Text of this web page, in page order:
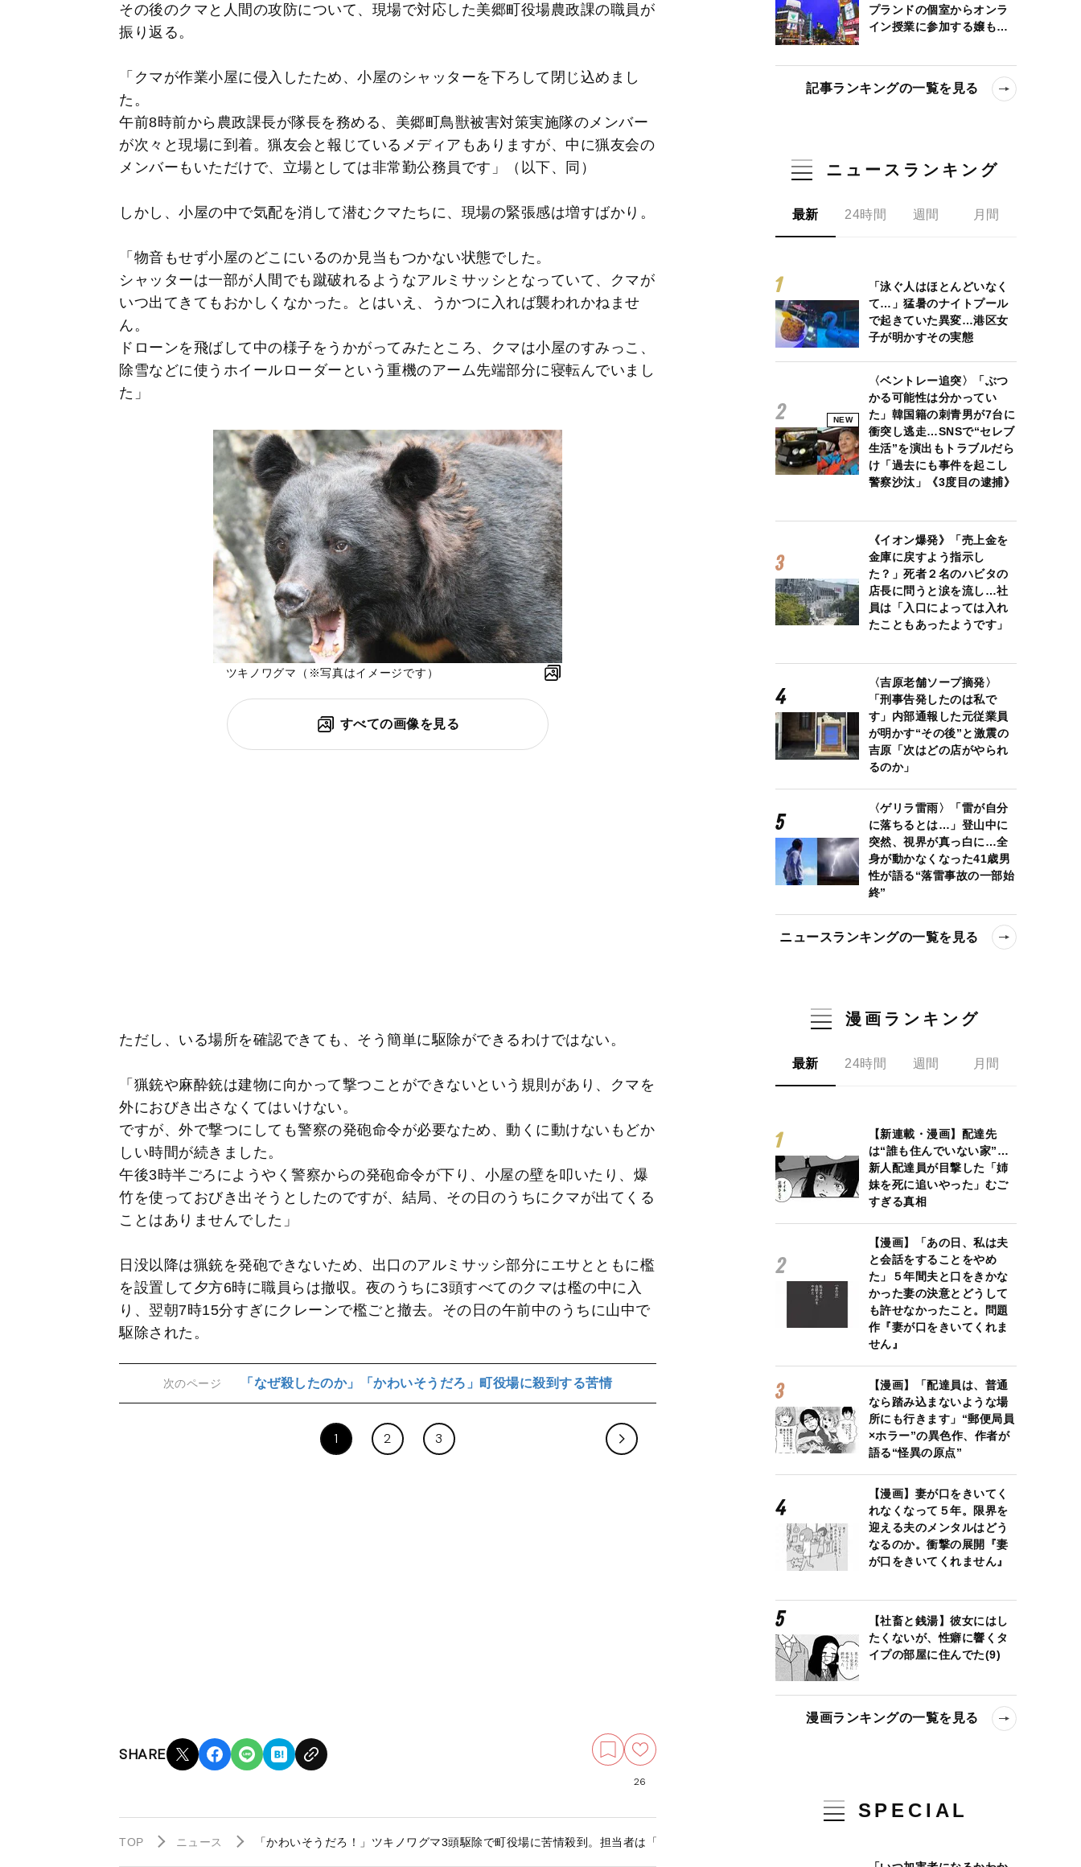
その後のクマと人間の攻防について、現場で対応した美郷町役場農政課の職員が
振り返る。
「クマが作業小屋に侵入したため、小屋のシャッターを下ろして閉じ込めまし
た。
午前8時前から農政課長が隊長を務める、美郷町鳥獣被害対策実施隊のメンバー
が次々と現場に到着。猟友会と報じているメディアもありますが、中に猟友会の
メンバーもいただけで、立場としては非常勤公務員です」（以下、同）
しかし、小屋の中で気配を消して潜むクマたちに、現場の緊張感は増すばかり。
「物音もせず小屋のどこにいるのか見当もつかない状態でした。
シャッターは一部が人間でも蹴破れるようなアルミサッシとなっていて、クマが
いつ出てきてもおかしくなかった。とはいえ、うかつに入れば襲われかねませ
ん。
ドローンを飛ばして中の様子をうかがってみたところ、クマは小屋のすみっこ、
除雪などに使うホイールローダーという重機のアーム先端部分に寝転んでいまし
た」
ツキノワグマ（※写真はイメージです）
すべての画像を見る
ただし、いる場所を確認できても、そう簡単に駆除ができるわけではない。
「猟銃や麻酔銃は建物に向かって撃つことができないという規則があり、クマを
外におびき出さなくてはいけない。
ですが、外で撃つにしても警察の発砲命令が必要なため、動くに動けないもどか
しい時間が続きました。
午後3時半ごろにようやく警察からの発砲命令が下り、小屋の壁を叩いたり、爆
竹を使っておびき出そうとしたのですが、結局、その日のうちにクマが出てくる
ことはありませんでした」
日没以降は猟銃を発砲できないため、出口のアルミサッシ部分にエサとともに檻
を設置して夕方6時に職員らは撤収。夜のうちに3頭すべてのクマは檻の中に入
り、翌朝7時15分すぎにクレーンで檻ごと撤去。その日の午前中のうちに山中で
駆除された。
次のページ 「なぜ殺したのか」「かわいそうだろ」町役場に殺到する苦情
1 2 3
SHARE
26
TOP ニュース 「かわいそうだろ！」ツキノワグマ3頭駆除で町役場に苦情殺到。担当者は「私たちだって精神的にキツイし、苦渋の決断」ドローンも飛んだ決死のクマ捕
プランドの個室からオンラ
イン授業に参加する嬢も…
記事ランキングの一覧を見る
ニュースランキング
最新 24時間 週間 月間
「泳ぐ人はほとんどいなく
て…」猛暑のナイトプール
で起きていた異変…港区女
子が明かすその実態
NEW
〈ベントレー追突〉「ぶつ
かる可能性は分かってい
た」韓国籍の刺青男が7台に
衝突し逃走…SNSで“セレブ
生活”を演出もトラブルだら
け「過去にも事件を起こし
警察沙汰」《3度目の逮捕》
《イオン爆発》「売上金を
金庫に戻すよう指示し
た？」死者２名のハビタの
店長に問うと涙を流し…社
員は「入口によっては入れ
たこともあったようです」
〈吉原老舗ソープ摘発〉
「刑事告発したのは私で
す」内部通報した元従業員
が明かす“その後”と激震の
吉原「次はどの店がやられ
るのか」
〈ゲリラ雷雨〉「雷が自分
に落ちるとは…」登山中に
突然、視界が真っ白に…全
身が動かなくなった41歳男
性が語る“落雷事故の一部始
終”
ニュースランキングの一覧を見る
漫画ランキング
最新 24時間 週間 月間
【新連載・漫画】配達先
は“誰も住んでいない家”…
新人配達員が目撃した「姉
妹を死に追いやった」むご
すぎる真相
【漫画】「あの日、私は夫
と会話をすることをやめ
た」５年間夫と口をきかな
かった妻の決意とどうして
も許せなかったこと。問題
作『妻が口をきいてくれま
せん』
【漫画】「配達員は、普通
なら踏み込まないような場
所にも行きます」“郵便局員
×ホラー”の異色作、作者が
語る“怪異の原点”
【漫画】妻が口をきいてく
れなくなって５年。限界を
迎える夫のメンタルはどう
なるのか。衝撃の展開『妻
が口をきいてくれません』
【社畜と銭湯】彼女にはし
たくないが、性癖に響くタ
イプの部屋に住んでた(9)
漫画ランキングの一覧を見る
SPECIAL